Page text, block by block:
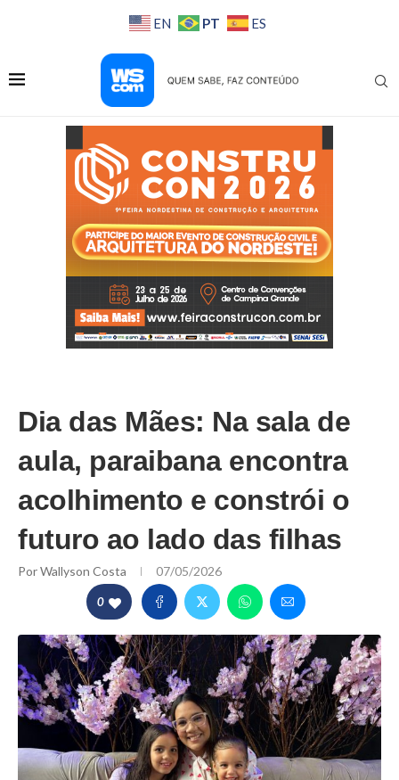
EN PT ES
Dia das Mães: Na sala de
aula, paraibana encontra
acolhimento e constrói o
futuro ao lado das filhas
PorWallyson Costa 07/05/2026
0